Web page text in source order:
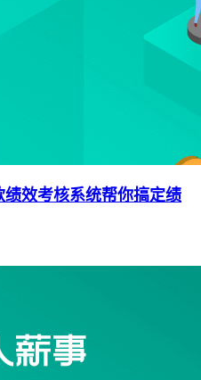
效考核系统帮你搞定绩